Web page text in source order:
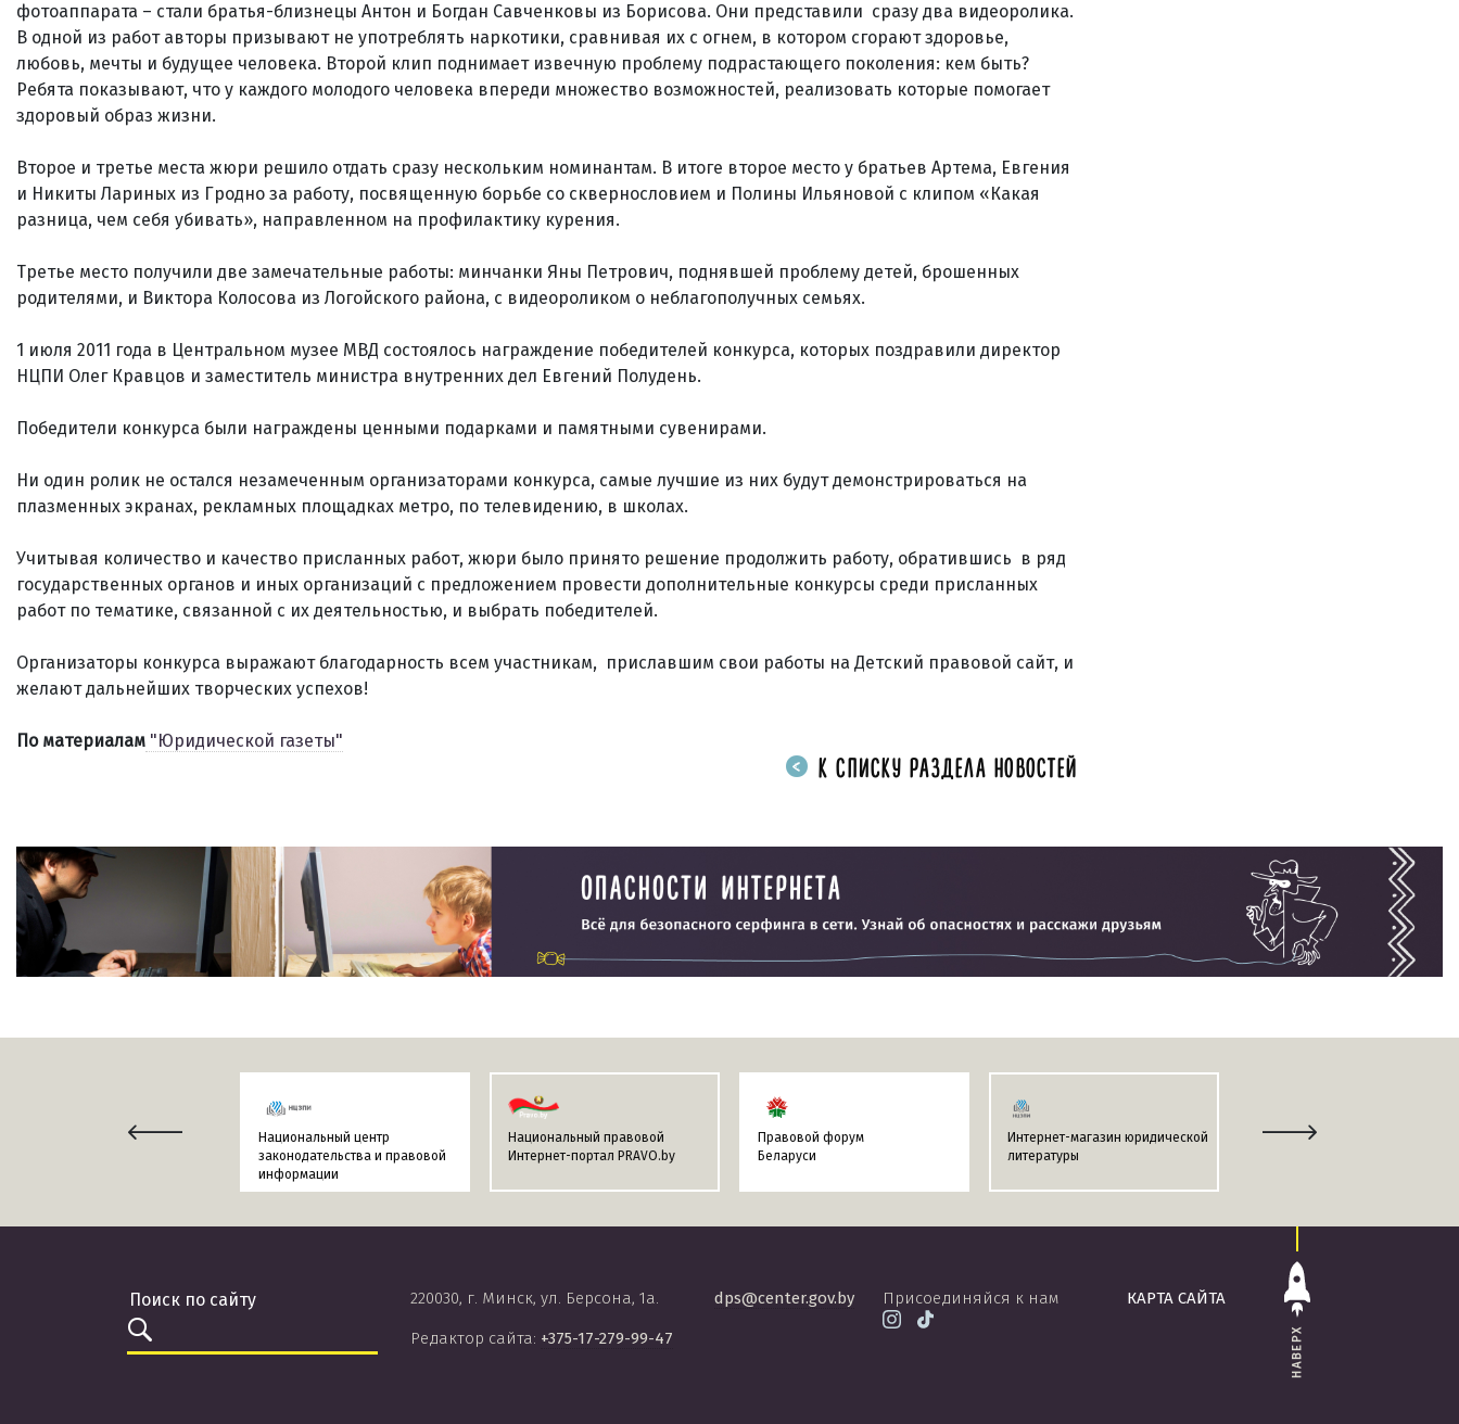
фотоаппарата – стали братья-близнецы Антон и Богдан Савченковы из Борисова. Они представили сразу два видеоролика.
В одной из работ авторы призывают не употреблять наркотики, сравнивая их с огнем, в котором сгорают здоровье,
любовь, мечты и будущее человека. Второй клип поднимает извечную проблему подрастающего поколения: кем быть?
Ребята показывают, что у каждого молодого человека впереди множество возможностей, реализовать которые помогает
здоровый образ жизни.
Второе и третье места жюри решило отдать сразу нескольким номинантам. В итоге второе место у братьев Артема, Евгения
и Никиты Лариных из Гродно за работу, посвященную борьбе со сквернословием и Полины Ильяновой с клипом «Какая
разница, чем себя убивать», направленном на профилактику курения.
Третье место получили две замечательные работы: минчанки Яны Петрович, поднявшей проблему детей, брошенных
родителями, и Виктора Колосова из Логойского района, с видеороликом о неблагополучных семьях.
1 июля 2011 года в Центральном музее МВД состоялось награждение победителей конкурса, которых поздравили директор
НЦПИ Олег Кравцов и заместитель министра внутренних дел Евгений Полудень.
Победители конкурса были награждены ценными подарками и памятными сувенирами.
Ни один ролик не остался незамеченным организаторами конкурса, самые лучшие из них будут демонстрироваться на
плазменных экранах, рекламных площадках метро, по телевидению, в школах.
Учитывая количество и качество присланных работ, жюри было принято решение продолжить работу, обратившись в ряд
государственных органов и иных организаций с предложением провести дополнительные конкурсы среди присланных
работ по тематике, связанной с их деятельностью, и выбрать победителей.
Организаторы конкурса выражают благодарность всем участникам, приславшим свои работы на Детский правовой сайт, и
желают дальнейших творческих успехов!
По материалам "Юридической газеты"
К СПИСКУ РАЗДЕЛА НОВОСТЕЙ
Национальный центр
законодательства и правовой
информации
Национальный правовой
Интернет-портал PRAVO.by
Правовой форум
Беларуси
Интернет-магазин юридической
литературы
Информационно-поисковая
НАВЕРХ
КАРТА САЙТА
220030, г. Минск, ул. Берсона, 1а.
Редактор сайта: +375-17-279-99-47
dps@center.gov.by Присоединяйся к нам